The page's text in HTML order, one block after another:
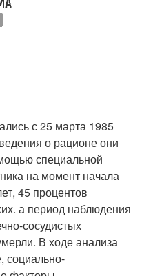
с 25 марта 1985
о рационе они
специальной
на момент начала
45 процентов
а период наблюдения
сосудистых
В ходе анализа
социально-